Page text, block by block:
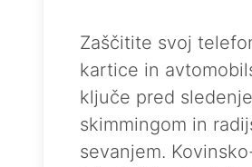
Zaščitite svoj
kartice in
ključe pred
skimmingom in
sevanjem.